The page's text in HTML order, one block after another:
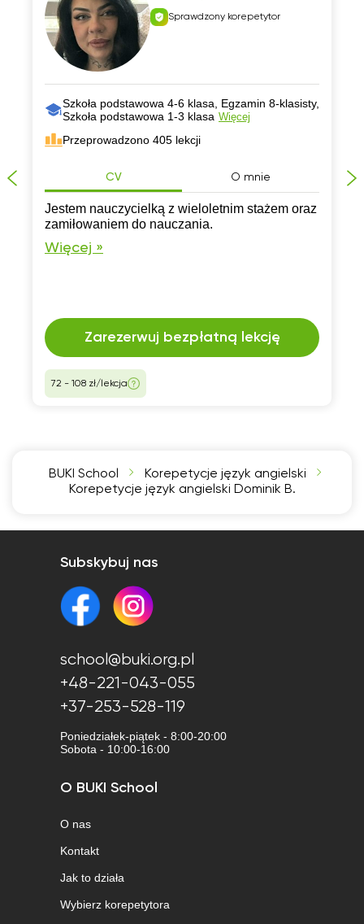
Sprawdzony korepetytor
Szkoła podstawowa 4-6 klasa, Egzamin 8-klasisty,
Szkoła podstawowa 1-3 klasa Więcej
Przeprowadzono 405 lekcji
CV O mnie
Jestem nauczycielką z wieloletnim stażem oraz
zamiłowaniem do nauczania.
Więcej »
Zarezerwuj bezpłatną lekcję
72 - 108 zł/lekcja
BUKI School
Korepetycje język angielski
Korepetycje język angielski Dominik B.
Subskybuj nas
school@buki.org.pl
+48-221-043-055
+37-253-528-119
Poniedziałek-piątek - 8:00-20:00
Sobota - 10:00-16:00
O BUKI School
O nas
Kontakt
Jak to działa
Wybierz korepetytora